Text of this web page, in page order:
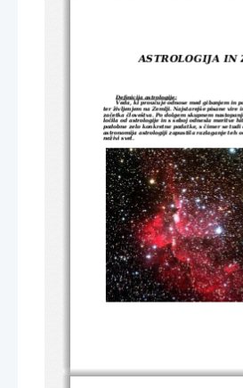
ASTROLOGIJA IN
Definicija astrologije:
Veda, ki proučuje odnose med gibanjem in
ter življenjem na Zemlji. Najstarejše pisane vire
začetka človeštva. Po dolgem skupnem
ločila od astrologije in s seboj odnesla meritve
podobne zelo konkretne podatke, s čimer se tudi
astronomija astrologiji zapustila razlaganje teh
neživi svet.